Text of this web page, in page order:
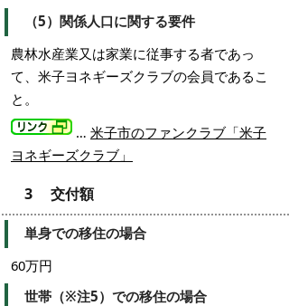
（5）関係人口に関する要件
農林水産業又は家業に従事する者であっ
て、米子ヨネギーズクラブの会員であるこ
と。
… 米子市のファンクラブ「米子
ヨネギーズクラブ」
3 交付額
単身での移住の場合
60万円
世帯（※注5）での移住の場合